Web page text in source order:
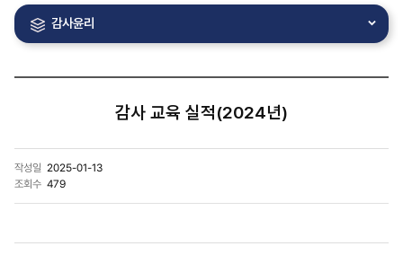
감사윤리
감사 교육 실적(2024년)
작성일 2025-01-13
조회수 479